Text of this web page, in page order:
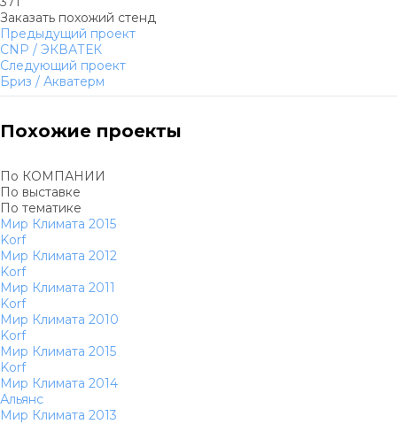
Заказать похожий стенд
Предыдущий проект
CNP / ЭКВАТЕК
Следующий проект
Бриз / Акватерм
Похожие проекты
По КОМПАНИИ
По выставке
По тематике
Мир Климата 2015
Korf
Мир Климата 2012
Korf
Мир Климата 2011
Korf
Мир Климата 2010
Korf
Мир Климата 2015
Korf
Мир Климата 2014
Альянс
Мир Климата 2013